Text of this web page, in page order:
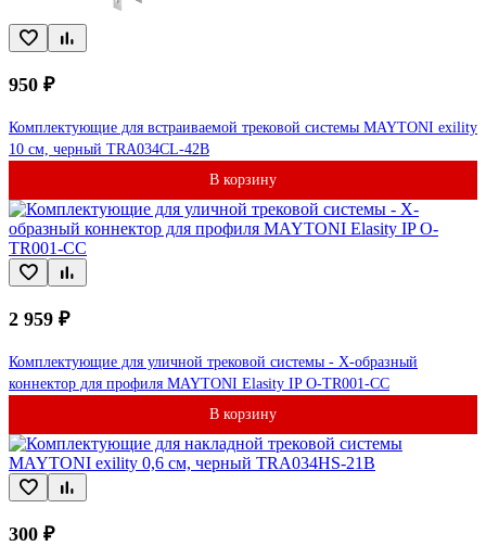
950 ₽
Комплектующие для встраиваемой трековой системы MAYTONI exility
10 см, черный TRA034CL-42B
В корзину
2 959 ₽
Комплектующие для уличной трековой системы - Х-образный
коннектор для профиля MAYTONI Elasity IP O-TR001-CC
В корзину
300 ₽